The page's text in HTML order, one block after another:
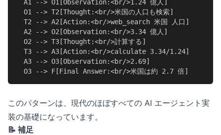
  A1 --> O1[Observation:<br/>1.24 億人]
  O1 --> T2[Thought:<br/>米国の人口も検索]
  T2 --> A2[Action:<br/>web_search 米国 人口]
  A2 --> O2[Observation:<br/>3.34 億人]
  O2 --> T3[Thought:<br/>計算する]
  T3 --> A3[Action:<br/>calculate 3.34/1.24]
  A3 --> O3[Observation:<br/>2.69]
  O3 --> F[Final Answer:<br/>米国は約 2.7 倍]
このパターンは、現代のほぼすべての AI エージェント実
装の基礎になっています。
📝 補足